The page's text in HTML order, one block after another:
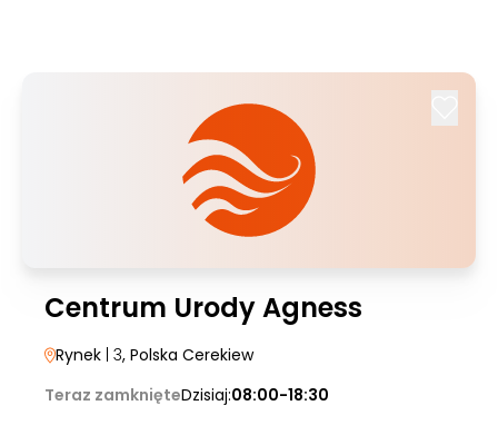
Centrum Urody Agness
Rynek | 3, Polska Cerekiew
Teraz zamknięteDzisiaj:08:00-18:30